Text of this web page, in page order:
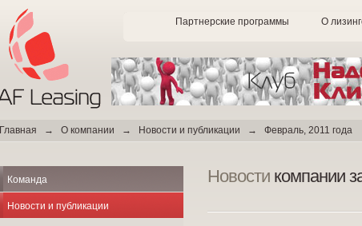
Партнерские программы О
Главная → О компании → Новости и публикации → Февраль, 2011 года
Команда
Новости и публикации
Новости компании